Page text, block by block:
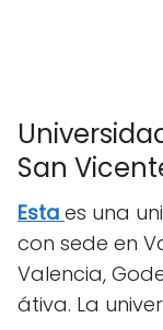
San
Esta es una
con sede en
Valencia,
átiva. La